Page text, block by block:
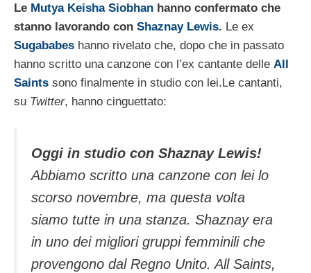
Le Mutya Keisha Siobhan hanno confermato che
stanno lavorando con Shaznay Lewis. Le ex
Sugababes hanno rivelato che, dopo che in passato
hanno scritto una canzone con l’ex cantante delle All
Saints sono finalmente in studio con lei.Le cantanti,
su Twitter, hanno cinguettato:
Oggi in studio con Shaznay Lewis!
Abbiamo scritto una canzone con lei lo
scorso novembre, ma questa volta
siamo tutte in una stanza. Shaznay era
in uno dei migliori gruppi femminili che
provengono dal Regno Unito. All Saints,